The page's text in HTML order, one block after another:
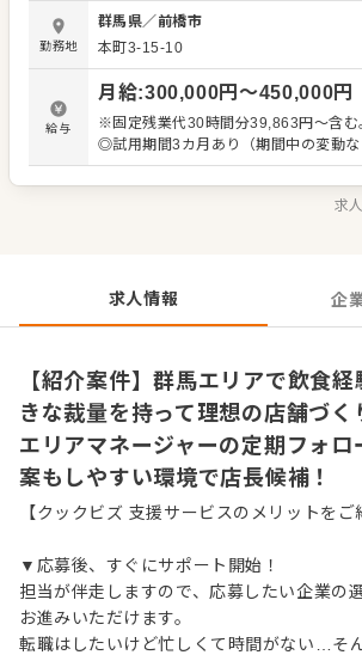
数名とアルバイトで構成されており、
裁量が与えられている点が特徴です。
が定期的に店舗をフォローするため、
む心配はありません。本部との距離も
店舗改善のアイデアを直接提案し、実
良さがあります。飲食チェーンでの経
ご自身の理想とする店舗づくりに挑戦で
ネージャーの手厚い定期フォロー体制
場の意見が本部に届きやすく、店舗改
勤務地
群馬県／ 前橋市
本町3-15-10
給与
月給:300,000円〜450,000円
※固定残業代30時間分39,863円～含む
◎試用期間3カ月あり（期間中の変動な
求
求人情報 企
【紹介案件】群馬エリアで飲食
きな裁量を持って理想の店舗づく
エリアマネージャーの定期フォロ
案もしやすい環境で店長候補！
【クックビズ 支援サービスのメリットをご
▼応募後、すぐにサポート開始！
担当が伴走しますので、応募したい企業の
お進みいただけます。
転職はしたいけど忙しくて時間がない…そ